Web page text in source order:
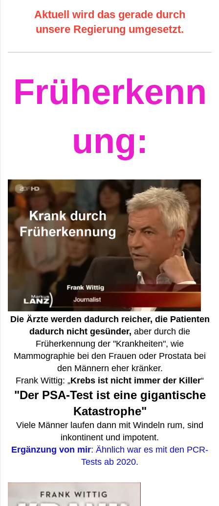
Aktuell wird das gerade durch
unsere Regierung umgesetzt.
Früherkenn
ung:
Die Ärzte werden dadurch reicher, die Patienten
dadurch nicht gesünder, aber durch die
Früherkennung der "Krankheiten", wie
Mammographie bei den Frauen oder Prostata bei
den Männern eher kränker.
Frank Wittig: „Krebs ist nicht immer der Killer“
"Der PSA-Test ist eine gigantische
Katastrophe"
Viele Männer laufen dann mit Windeln rum, sind
inkontinent und impotent.
Ergänzung von mir: Ähnlich war es mit den PCR-
Tests ab 2020.